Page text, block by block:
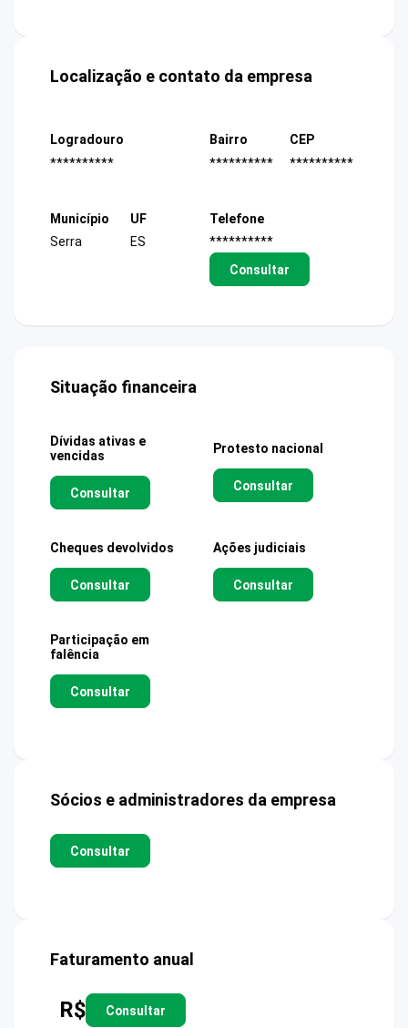
Localização e contato da empresa
Logradouro
**********
Bairro
**********
CEP
**********
Município
Serra
UF
ES
Telefone
**********
Consultar
Situação financeira
Dívidas ativas e
vencidas
Consultar
Protesto nacional
Consultar
Cheques devolvidos
Consultar
Ações judiciais
Consultar
Participação em
falência
Consultar
Sócios e administradores da empresa
Consultar
Faturamento anual
R$ Consultar